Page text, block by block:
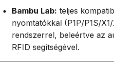
Bambu Lab: teljes
nyomtatókkal (P1P/P1S/
rendszerrel, beleértve az
RFID segítségével.